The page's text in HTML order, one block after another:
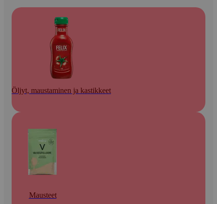
Öljyt, maustaminen ja kastikkeet
Mausteet